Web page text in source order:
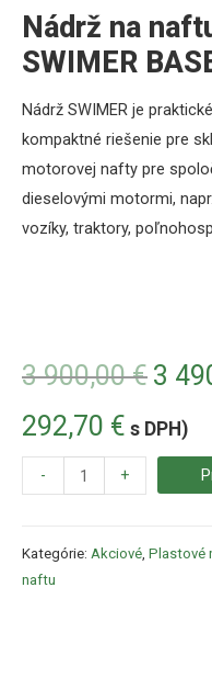
Nádrž na
SWIMER
3 900,00€ 3
292,70 € s DPH)
Nádrž SWIMER je
kompaktné riešenie pre
motorovej nafty pre
dieselovými motormi,
vozíky, traktory,
- +
Kategórie: Akciové Plastové
naftu